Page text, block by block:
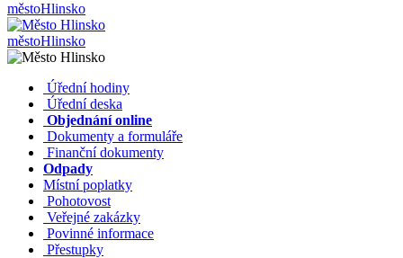
městoHlinsko
městoHlinsko
Úřední hodiny
Úřední deska
Objednání online
Dokumenty a formuláře
Finanční dokumenty
Odpady
Místní poplatky
Pohotovost
Veřejné zakázky
Povinné informace
Přestupky